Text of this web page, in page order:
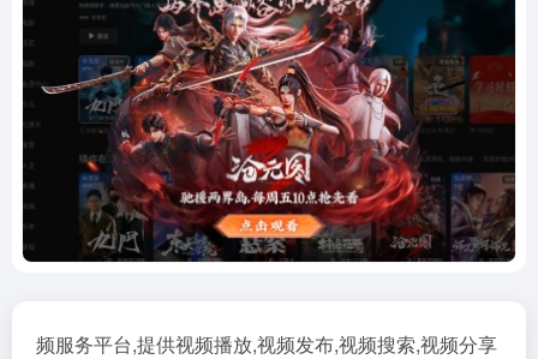
频服务平台,提供视频播放,视频发布,视频搜索,视频分享